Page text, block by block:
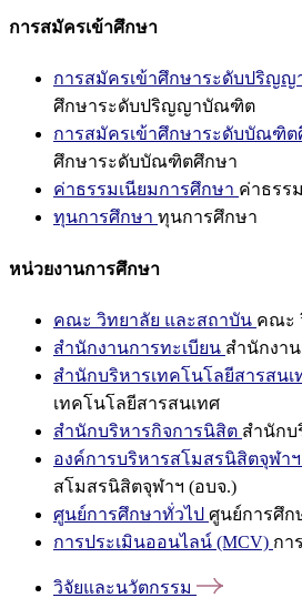
การสมัครเข้าศึกษา
การสมัครเข้าศึกษาระดับปริญ
ศึกษาระดับปริญญาบัณฑิต
การสมัครเข้าศึกษาระดับบัณฑิต
ศึกษาระดับบัณฑิตศึกษา
ค่าธรรมเนียมการศึกษา ค่าธรร
ทุนการศึกษา ทุนการศึกษา
หน่วยงานการศึกษา
คณะ วิทยาลัย และสถาบัน คณะ
สำนักงานการทะเบียน สำนักงา
สำนักบริหารเทคโนโลยีสารสนเ
เทคโนโลยีสารสนเทศ
สำนักบริหารกิจการนิสิต สำนักบ
องค์การบริหารสโมสรนิสิตจุฬา
สโมสรนิสิตจุฬาฯ (อบจ.)
ศูนย์การศึกษาทั่วไป ศูนย์การศึก
การประเมินออนไลน์ (MCV) กา
วิจัยและนวัตกรรม